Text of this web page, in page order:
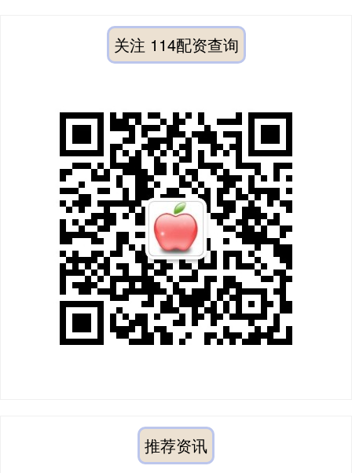
关注 114配资查询
推荐资讯